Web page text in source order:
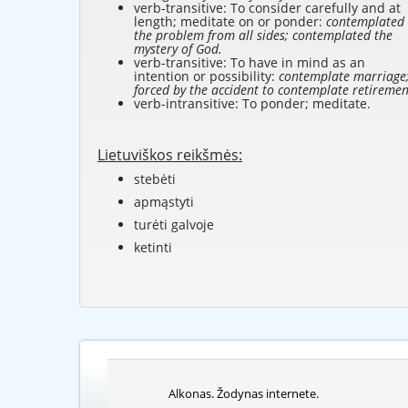
verb-transitive: To consider carefully and at
length; meditate on or ponder: contemplated
the problem from all sides; contemplated the
mystery of God.
verb-transitive: To have in mind as an
intention or possibility: contemplate
forced by the accident to contemplate
verb-intransitive: To ponder; meditate.
Lietuviškos reikšmės:
stebėti
apmąstyti
turėti galvoje
ketinti
Alkonas. Žodynas internete.